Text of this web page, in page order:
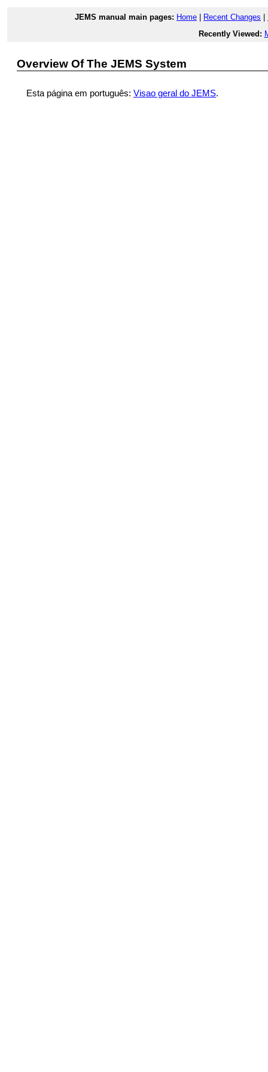
JEMS manual main pages: Home Recent Changes
Recently Viewed:
Overview Of The JEMS System
Esta página em português: Visao geral do JEMS.